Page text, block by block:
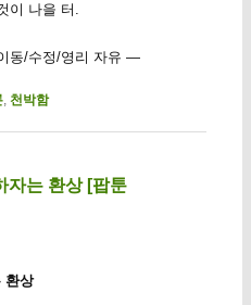
이 나을 터.
동/수정/영리 자유 —
, 천박함
자는 환상 [팝툰
환상